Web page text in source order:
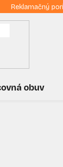
Reklamačný
obuv